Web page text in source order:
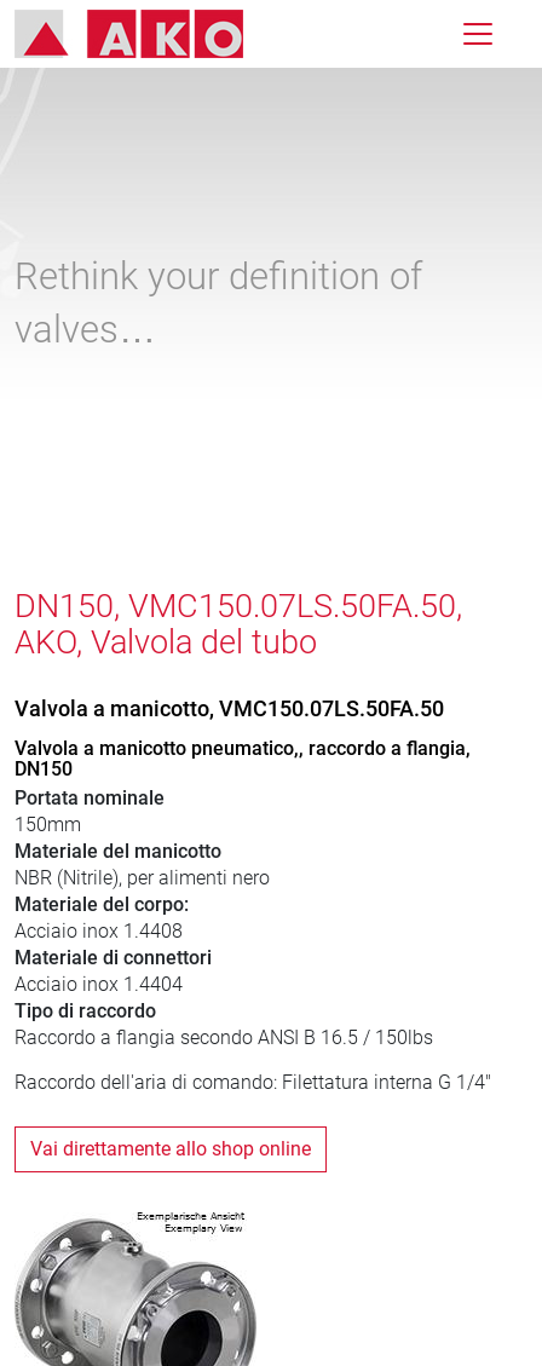
Rethink your definition of
valves…
DN150, VMC150.07LS.50FA.50,
AKO, Valvola del tubo
Valvola a manicotto, VMC150.07LS.50FA.50
Valvola a manicotto pneumatico,, raccordo a flangia,
DN150
Portata nominale
150mm
Materiale del manicotto
NBR (Nitrile), per alimenti nero
Materiale del corpo:
Acciaio inox 1.4408
Materiale di connettori
Acciaio inox 1.4404
Tipo di raccordo
Raccordo a flangia secondo ANSI B 16.5 / 150lbs
Raccordo dell'aria di comando: Filettatura interna G 1/4"
Vai direttamente allo shop online